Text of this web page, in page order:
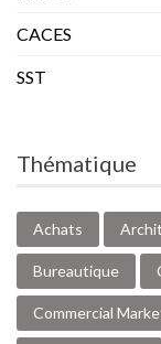
CACES
SST
Thématique
Achats
Bureautique
Commercial